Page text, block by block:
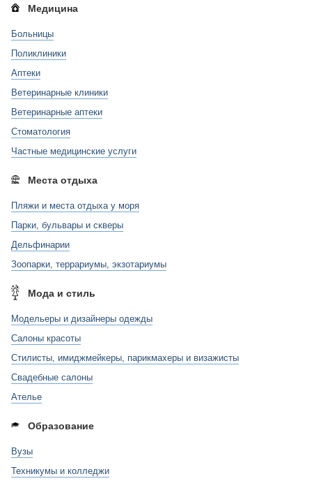
Медицина
Больницы
Поликлиники
Аптеки
Ветеринарные клиники
Ветеринарные аптеки
Стоматология
Частные медицинские услуги
Места отдыха
Пляжи и места отдыха у моря
Парки, бульвары и скверы
Дельфинарии
Зоопарки, террариумы, экзотариумы
Мода и стиль
Модельеры и дизайнеры одежды
Салоны красоты
Стилисты, имиджмейкеры, парикмахеры и визажисты
Свадебные салоны
Ателье
Образование
Вузы
Техникумы и колледжи